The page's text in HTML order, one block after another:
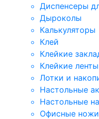
Диспенсеры
Дыроколы
Калькуляторы
Клей
Клейкие
Клейкие
Лотки и
Настольные
Настольные
Офисные